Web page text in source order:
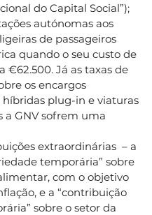
do Capital Social”);
autónomas aos
de passageiros
quando o seu custo de
€62.500. Já as taxas de
os encargos
plug-in e viaturas
a GNV sofrem uma
extraordinárias – a
temporária” sobre
com o objetivo
e a “contribuição
sobre o setor da